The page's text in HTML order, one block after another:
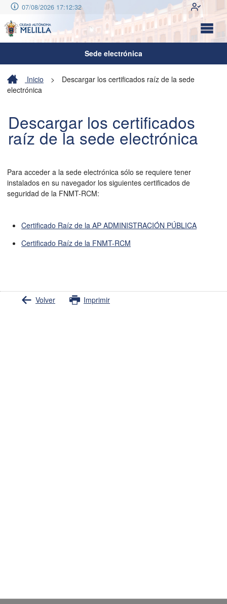
07/08/2026 17:12:32
Sede electrónica
Inicio >
Descargar los certificados raíz de la sede
electrónica
Descargar los certificados
raíz de la sede electrónica
Para acceder a la sede electrónica sólo se requiere tener
instalados en su navegador los siguientes certificados de
seguridad de la FNMT-RCM:
Certificado Raíz de la AP ADMINISTRACIÓN PÚBLICA
Certificado Raíz de la FNMT-RCM
Volver Imprimir